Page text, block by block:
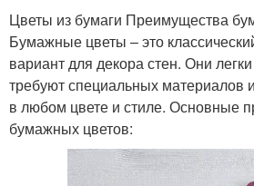
Цветы из бумаги Преимущества
Бумажные цветы – это
вариант для декора стен. Они
требуют специальных материалов
в любом цвете и стиле. Основные
бумажных цветов: